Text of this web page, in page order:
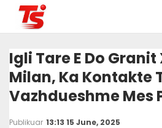
Igli Tare E Do
Milan, Ka Kontakte
Vazhdueshme Mes
Publikuar 13:13 15 June, 2025